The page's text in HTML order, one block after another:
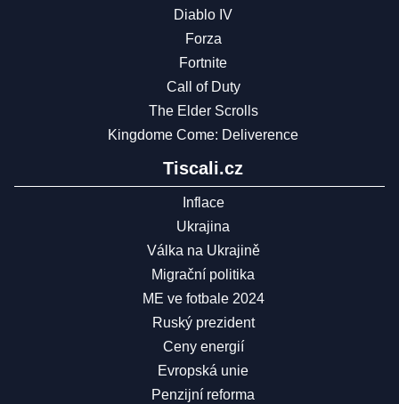
Diablo IV
Forza
Fortnite
Call of Duty
The Elder Scrolls
Kingdome Come: Deliverence
Tiscali.cz
Inflace
Ukrajina
Válka na Ukrajině
Migrační politika
ME ve fotbale 2024
Ruský prezident
Ceny energií
Evropská unie
Penzijní reforma